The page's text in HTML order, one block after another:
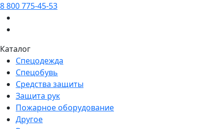
8 800 775-45-53
Каталог
Спецодежда
Спецобувь
Средства защиты
Защита рук
Пожарное оборудование
Другое